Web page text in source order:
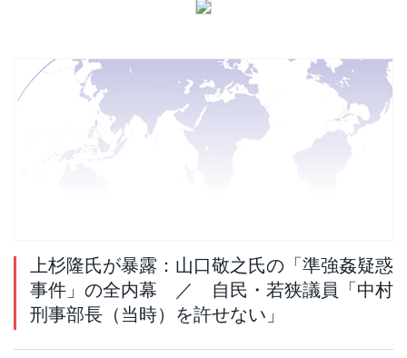
上杉隆氏が暴露：山口敬之氏の「準強姦疑惑
事件」の全内幕 ／ 自民・若狭議員「中村
刑事部長（当時）を許せない」